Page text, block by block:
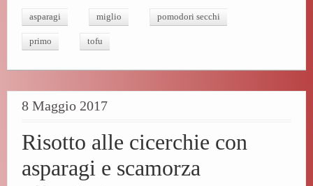
bo
ok
tte er
t
asparagi miglio pomodori secchi
primo tofu
8 Maggio 2017
Risotto alle cicerchie con
asparagi e scamorza